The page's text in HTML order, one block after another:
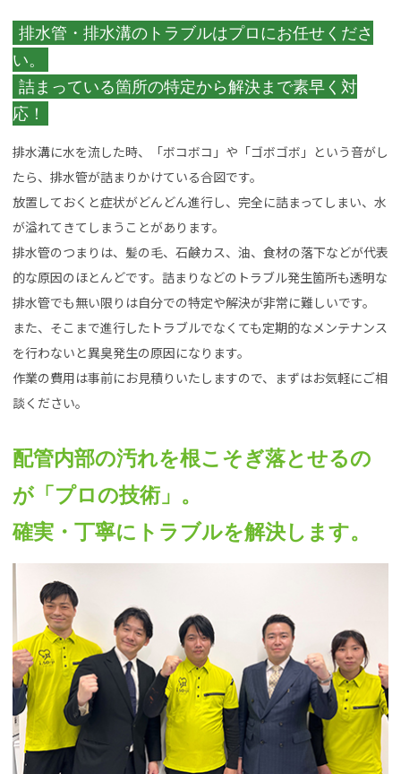
排水管・排水溝のトラブルはプロにお任せくださ
い。
詰まっている箇所の特定から解決まで素早く対
応！
排水溝に水を流した時、「ボコボコ」や「ゴボゴボ」という音がし
たら、排水管が詰まりかけている合図です。
放置しておくと症状がどんどん進行し、完全に詰まってしまい、水
が溢れてきてしまうことがあります。
排水管のつまりは、髪の毛、石鹸カス、油、食材の落下などが代表
的な原因のほとんどです。詰まりなどのトラブル発生箇所も透明な
排水管でも無い限りは自分での特定や解決が非常に難しいです。
また、そこまで進行したトラブルでなくても定期的なメンテナンス
を行わないと異臭発生の原因になります。
作業の費用は事前にお見積りいたしますので、まずはお気軽にご相
談ください。
配管内部の汚れを根こそぎ落とせるの
が「プロの技術」。
確実・丁寧にトラブルを解決します。